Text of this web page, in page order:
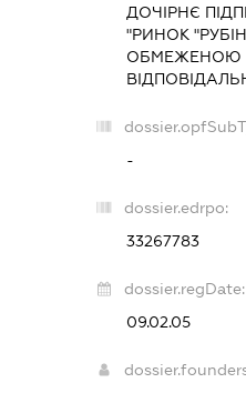
ДОЧІРНЄ
"РИНОК
ОБМЕЖЕНОЮ
-
dossier.edrpo:
33267783
dossier.regDate:
09.02.05